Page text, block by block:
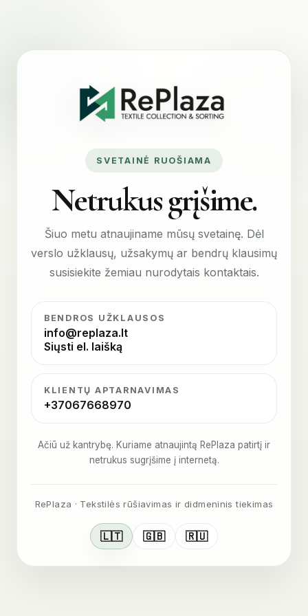
SVETAINĖ RUOŠIAMA
Netrukus grįšime.
Šiuo metu atnaujiname mūsų svetainę. Dėl
verslo užklausų, užsakymų ar bendrų klausimų
susisiekite žemiau nurodytais kontaktais.
BENDROS UŽKLAUSOS
info@replaza.lt
Siųsti el. laišką
KLIENTŲ APTARNAVIMAS
+37067668970
Ačiū už kantrybę. Kuriame atnaujintą RePlaza patirtį ir
netrukus sugrįšime į internetą.
RePlaza · Tekstilės rūšiavimas ir didmeninis tiekimas
🇱🇹 🇬🇧 🇷🇺